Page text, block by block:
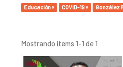
Educación × COVID-19 × González
Mostrando ítems 1-1 de 1